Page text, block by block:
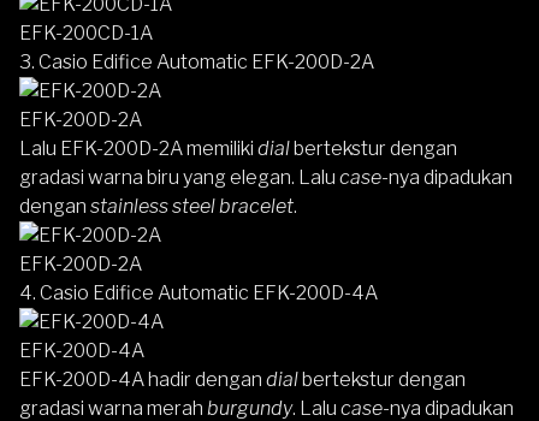
EFK-200CD-1A
3. Casio Edifice Automatic EFK-200D-2A
EFK-200D-2A
Lalu EFK-200D-2A memiliki dialbertekstur dengan
gradasi warna biru yang elegan. Lalu case-nya dipadukan
dengan stainless steel bracelet.
EFK-200D-2A
4. Casio Edifice Automatic EFK-200D-4A
EFK-200D-4A
EFK-200D-4A hadir dengan dialbertekstur dengan
gradasi warna merah burgundy. Lalu case-nya dipadukan